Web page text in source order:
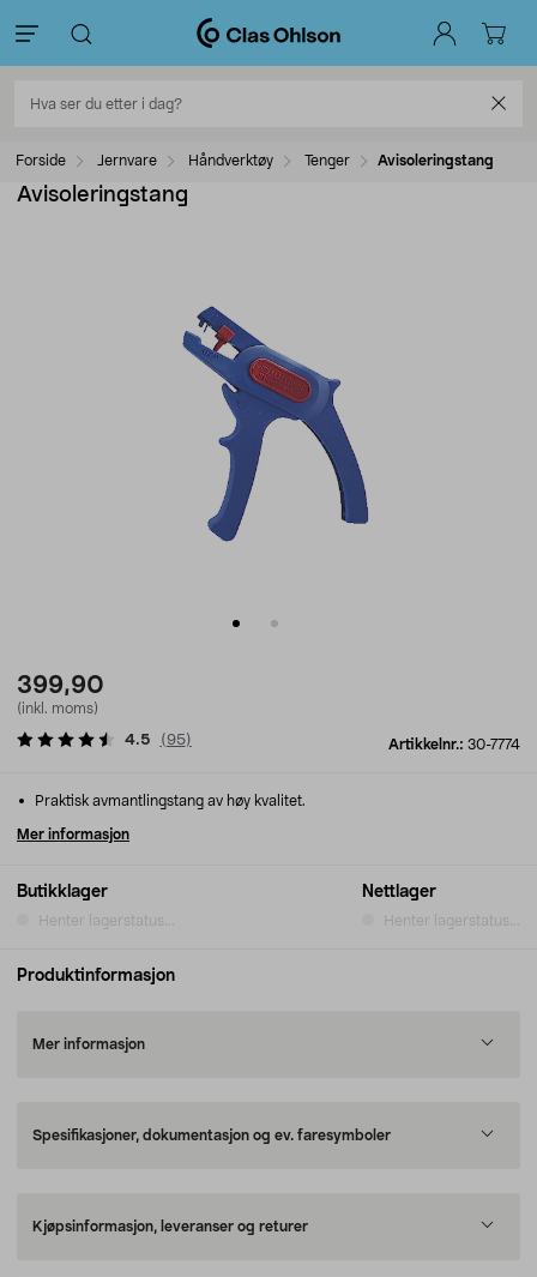
Forside Jernvare Håndverktøy Tenger Avisoleringstang
Avisoleringstang
399,90
(inkl. moms)
Artikkelnr.: 30-7774
4.5 (95)
Butikklager
Henter lagerstatus...
Nettlager
Henter lagerstatus...
Praktisk avmantlingstang av høy kvalitet.
Mer informasjon
Produktinformasjon
Mer informasjon
Spesifikasjoner, dokumentasjon og ev. faresymboler
Kjøpsinformasjon, leveranser og returer